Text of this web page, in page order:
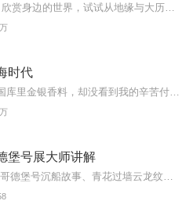
时代
堡号展大师讲解